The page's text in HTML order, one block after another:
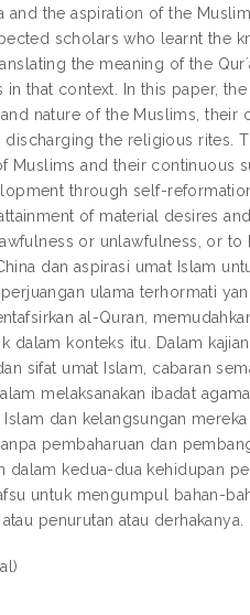
and the aspiration of the
scholars who learnt the
the meaning of the
that context. In this paper, the
nature of the Muslims, their
the religious rites.
Muslims and their continuous
through self-
of material desires
or unlawfulness, or
dan aspirasi umat Islam
ulama terhormati
al-Quran,
dalam konteks itu. Dalam
sifat umat Islam, cabaran
melaksanakan ibadat
dan kelangsungan
pembaharuan dan
kedua-dua kehidupan
untuk mengumpul bahan-
penurutan atau derhakanya.